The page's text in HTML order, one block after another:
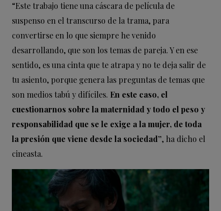
“Este trabajo tiene una cáscara de película de
suspenso en el transcurso de la trama, para
convertirse en lo que siempre he venido
desarrollando, que son los temas de pareja. Y en ese
sentido, es una cinta que te atrapa y no te deja salir de
tu asiento, porque genera las preguntas de temas que
son medios tabú y difíciles. En este caso, el
cuestionarnos sobre la maternidad y todo el peso y
responsabilidad que se le exige a la mujer, de toda
la presión que viene desde la sociedad”, ha dicho el
cineasta.